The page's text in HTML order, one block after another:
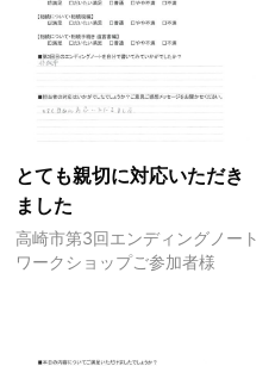
とても親切に対応いただき
ました
高崎市第3回エンディングノート
ワークショップご参加者様